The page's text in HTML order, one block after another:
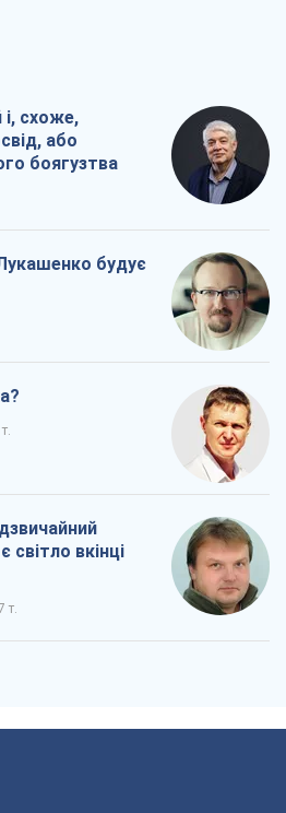
і, схоже,
або
боягузтва
будує
світло вкінці
т.